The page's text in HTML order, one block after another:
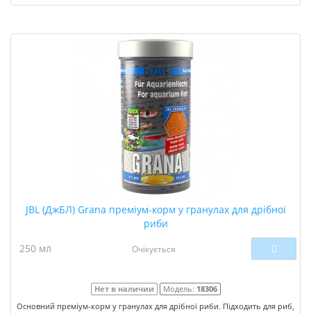
JBL (ДжБЛ) Grana преміум-корм у гранулах для дрібної
риби
250 мл
Очікується
Нет в наличии Модель: 18306
Основний преміум-корм у гранулах для дрібної риби. Підходить для риб,